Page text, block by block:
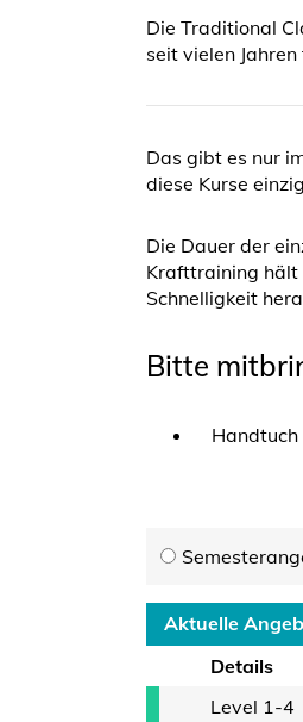
Die Traditional
seit vielen
Das gibt es nur
diese Kurse
Die Dauer der
Krafttraining hält
Schnelligkeit
Bitte
Handtuch
Aktuelle
Details
Level 1-4